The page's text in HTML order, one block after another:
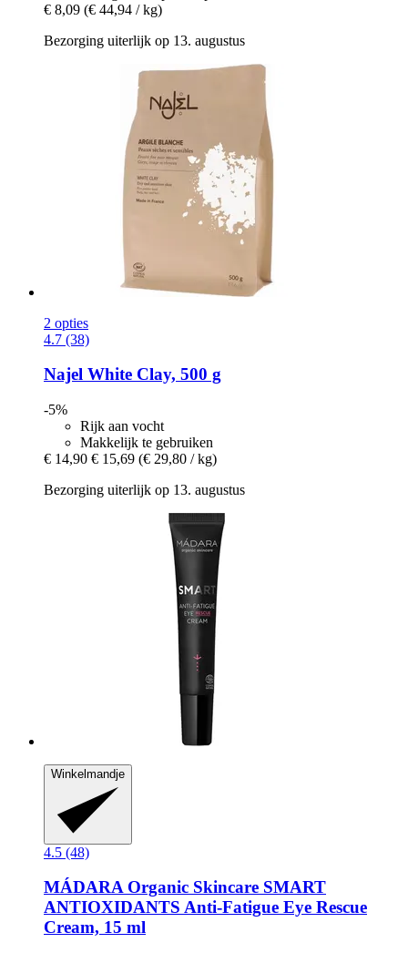
€ 8,09 (€ 44,94 / kg)
Bezorging uiterlijk op 13. augustus
2 opties
4.7 (38)
Najel White Clay, 500 g
-5%
Rijk aan vocht
Makkelijk te gebruiken
€ 14,90 € 15,69 (€ 29,80 / kg)
Bezorging uiterlijk op 13. augustus
Winkelmandje
4.5 (48)
MÁDARA Organic Skincare SMART
ANTIOXIDANTS Anti-​Fatigue Eye Rescue
Cream, 15 ml